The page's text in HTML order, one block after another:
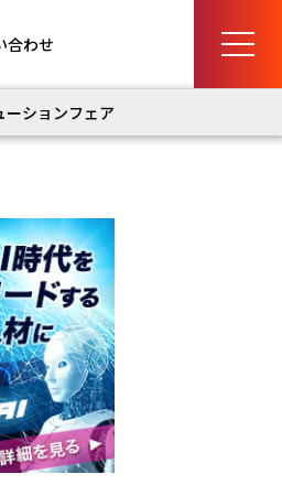
合わせ
ーションフェア